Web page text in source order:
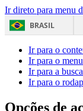
Ir direto para menu
BRASIL
Ir para o
Ir para o menu
Ir para a busca
Ir para o
Opções de